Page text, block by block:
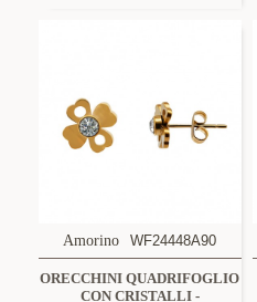
Amorino WF24448A90
ORECCHINI QUADRIFOGLIO
CON CRISTALLI -